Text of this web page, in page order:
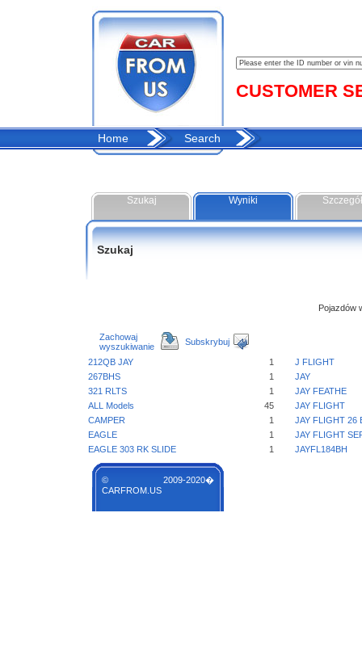
CUSTOMER
Home Search
Szukaj Wyniki
Szukaj
Pojazdów
Zachowaj
wyszukiwanie
Subskrybuj
212QB JAY 1
J FLIGHT
267BHS
1
JAY
321 RLTS
1
JAY FEATHE
ALL Models
45
JAY FLIGHT
CAMPER
1
JAY FLIGHT 26
EAGLE
1
JAY FLIGHT
EAGLE 303 RK SLIDE
1 JAYFL184BH
© 2009-2020�
CARFROM.US